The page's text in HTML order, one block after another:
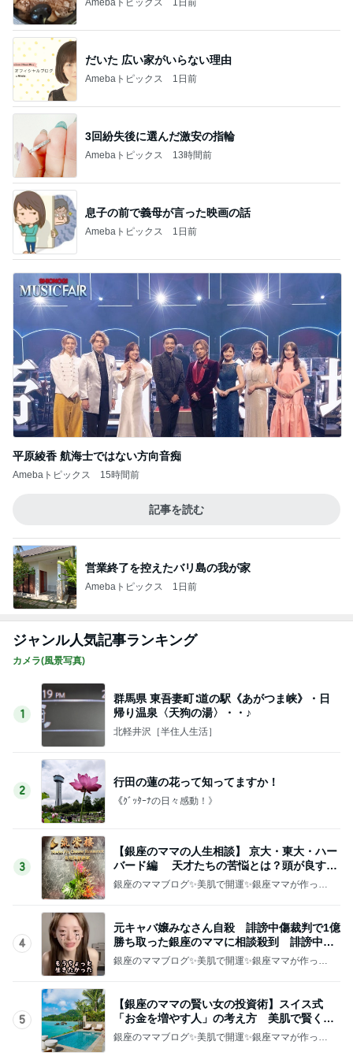
だいた 広い家がいらない理由
Amebaトピックス 1日前
3回紛失後に選んだ激安の指輪
Amebaトピックス 13時間前
息子の前で義母が言った映画の話
Amebaトピックス 1日前
平原綾香 航海士ではない方向音痴
Amebaトピックス 15時間前
記事を読む
営業終了を控えたバリ島の我が家
Amebaトピックス 1日前
ジャンル人気記事ランキング
カメラ(風景写真)
1
群馬県 東吾妻町∶道の駅《あがつま峡》・日
帰り温泉〈天狗の湯〉・・♪
北軽井沢［半住人生活］
2
行田の蓮の花って知ってますか！
《ｸﾞｯﾀｰﾅの日々感動！》
3
【銀座のママの人生相談】 京大・東大・ハー
バード編 天才たちの苦悩とは？頭が良すぎ
て悩む人
銀座のママブログ✨美肌で開運✨銀座ママが作った
4
元キャバ嬢みなさん自殺 誹謗中傷裁判で1億
勝ち取った銀座のママに相談殺到 誹謗中傷
は正義じゃない
銀座のママブログ✨美肌で開運✨銀座ママが作った
5
【銀座のママの賢い女の投資術】スイス式
「お金を増やす人」の考え方 美肌で賢く金
運UP これが正解
銀座のママブログ✨美肌で開運✨銀座ママが作った